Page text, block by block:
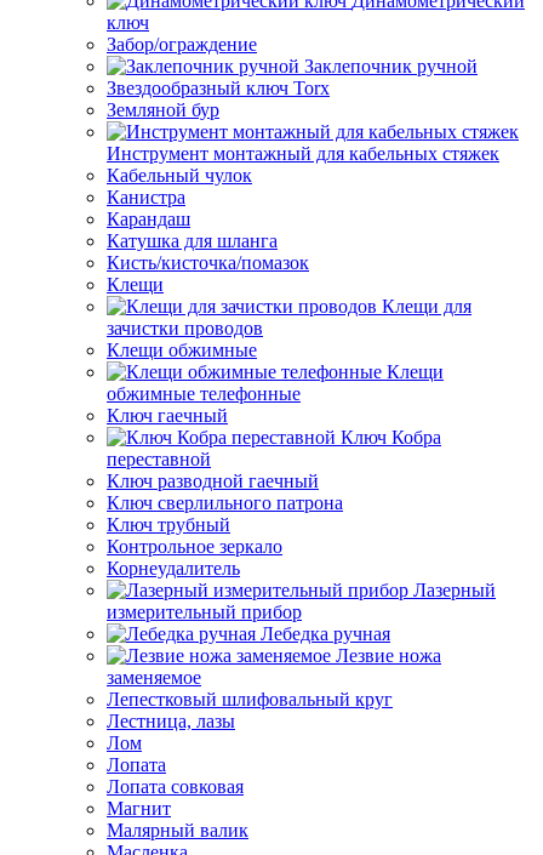
ключ
Забор/ограждение
Заклепочник ручной
Звездообразный ключ Torx
Земляной бур
Инструмент монтажный для кабельных стяжек
Кабельный чулок
Канистра
Карандаш
Катушка для шланга
Кисть/кисточка/помазок
Клещи
Клещи для
зачистки проводов
Клещи обжимные
Клещи
обжимные телефонные
Ключ гаечный
Ключ Кобра
переставной
Ключ разводной гаечный
Ключ сверлильного патрона
Ключ трубный
Контрольное зеркало
Корнеудалитель
Лазерный
измерительный прибор
Лебедка ручная
Лезвие ножа
заменяемое
Лепестковый шлифовальный круг
Лестница, лазы
Лом
Лопата
Лопата совковая
Магнит
Малярный валик